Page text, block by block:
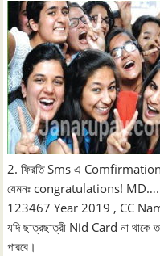
2. ফিরতি Sms এ Comfirmation
যেমনঃ congratulations!
123467 Year 2019 , CC
যদি ছাত্রছাত্রী Nid Card না থাকে
পারবে।